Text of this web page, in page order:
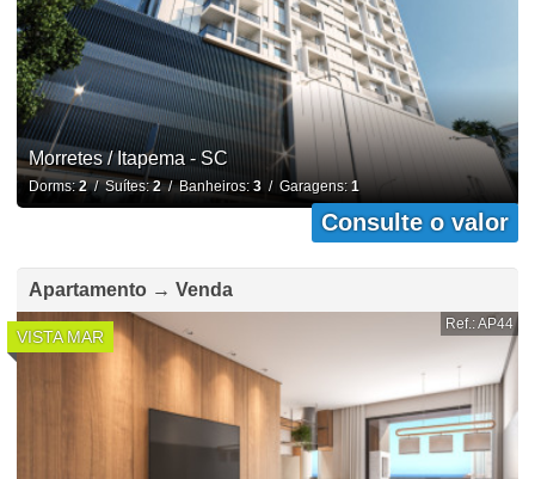
Morretes / Itapema - SC
Dorms:2/ Suítes:2/ Banheiros: 3/ Garagens: 1
Consulte o valor
Apartamento → Venda
VISTA MAR
Ref.: AP44